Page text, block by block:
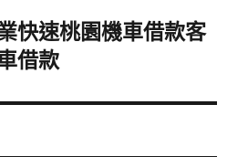
快速桃園機車借款客
借款